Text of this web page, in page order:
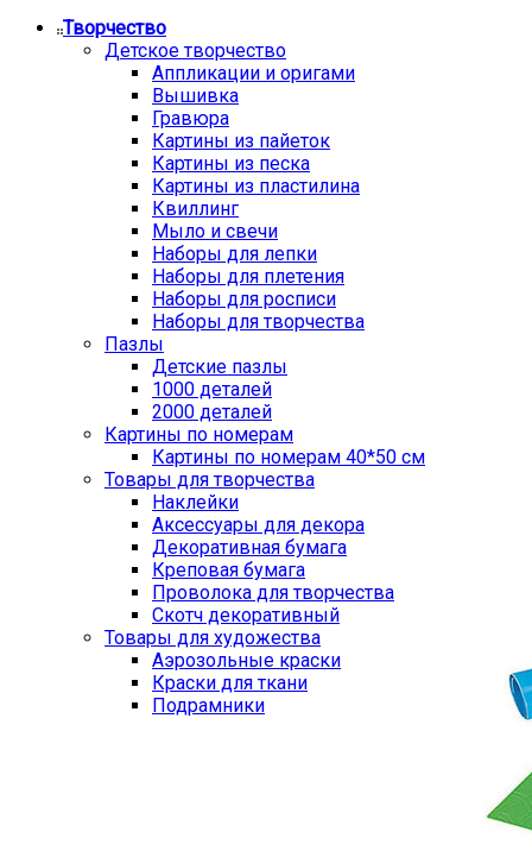
Творчество
Детское творчество
Аппликации и оригами
Вышивка
Гравюра
Картины из пайеток
Картины из песка
Картины из пластилина
Квиллинг
Мыло и свечи
Наборы для лепки
Наборы для плетения
Наборы для росписи
Наборы для творчества
Пазлы
Детские пазлы
1000 деталей
2000 деталей
Картины по номерам
Картины по номерам 40*50 см
Товары для творчества
Наклейки
Аксессуары для декора
Декоративная бумага
Креповая бумага
Проволока для творчества
Скотч декоративный
Товары для художества
Аэрозольные краски
Краски для ткани
Подрамники